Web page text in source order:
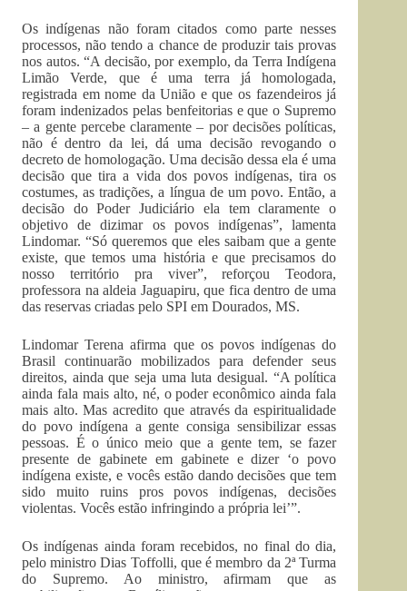
Os indígenas não foram citados como parte nesses
processos, não tendo a chance de produzir tais provas
nos autos. “A decisão, por exemplo, da Terra Indígena
Limão Verde, que é uma terra já homologada,
registrada em nome da União e que os fazendeiros já
foram indenizados pelas benfeitorias e que o Supremo
– a gente percebe claramente – por decisões políticas,
não é dentro da lei, dá uma decisão revogando o
decreto de homologação. Uma decisão dessa ela é uma
decisão que tira a vida dos povos indígenas, tira os
costumes, as tradições, a língua de um povo. Então, a
decisão do Poder Judiciário ela tem claramente o
objetivo de dizimar os povos indígenas”, lamenta
Lindomar. “Só queremos que eles saibam que a gente
existe, que temos uma história e que precisamos do
nosso território pra viver”, reforçou Teodora,
professora na aldeia Jaguapiru, que fica dentro de uma
das reservas criadas pelo SPI em Dourados, MS.
Lindomar Terena afirma que os povos indígenas do
Brasil continuarão mobilizados para defender seus
direitos, ainda que seja uma luta desigual. “A política
ainda fala mais alto, né, o poder econômico ainda fala
mais alto. Mas acredito que através da espiritualidade
do povo indígena a gente consiga sensibilizar essas
pessoas. É o único meio que a gente tem, se fazer
presente de gabinete em gabinete e dizer ‘o povo
indígena existe, e vocês estão dando decisões que tem
sido muito ruins pros povos indígenas, decisões
violentas. Vocês estão infringindo a própria lei’”.
Os indígenas ainda foram recebidos, no final do dia,
pelo ministro Dias Toffolli, que é membro da 2ª Turma
do Supremo. Ao ministro, afirmam que as